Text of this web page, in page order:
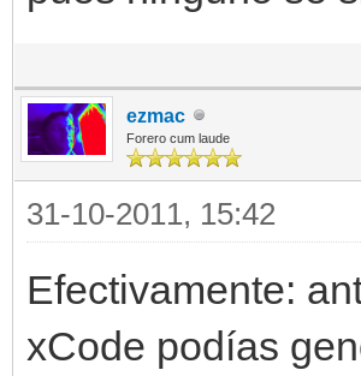
ezmac
Forero cum laude
31-10-2011, 15:42
Efectivamente:
xCode podías